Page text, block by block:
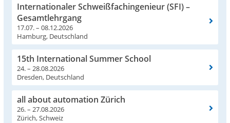
Internationaler Schweißfachingenieur (SFI) –
Gesamtlehrgang
17.07. – 08.12.2026
Hamburg, Deutschland
15th International Summer School
24. – 28.08.2026
Dresden, Deutschland
all about automation Zürich
26. – 27.08.2026
Zürich, Schweiz